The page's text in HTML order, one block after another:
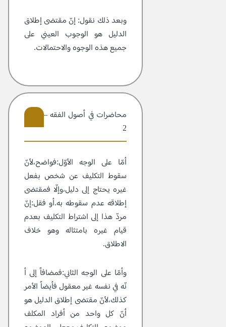
وبعد ذلك نقول:إنّ مقتضى إطلاق
الدليل هو الوجوب العيني على
جميع هذه الوجوه والاحتمالات.
محاضرات في أصول الفقه – مجلد
2
أمّا على الوجه الأوّل:فواضح،لأنّ
سقوط التكليف عن شخص بفعل
غيره يحتاج إلى دليل،وإلّا فمقتضى
إطلاقه عدم سقوطه به.أو فقل:إنّ
مردّ هذا إلى اشتراط التكليف بعدم
قيام غيره بامتثاله وهو خلاف
الاطلاق.
وأمّا على الوجه الثاني:فمضافاً إلى أ
نّه في نفسه غير معقول فأيضاً الأمر
كذلك،لأنّ مقتضى إطلاق الدليل هو
أنّ كل واحد من أفراد المكلف